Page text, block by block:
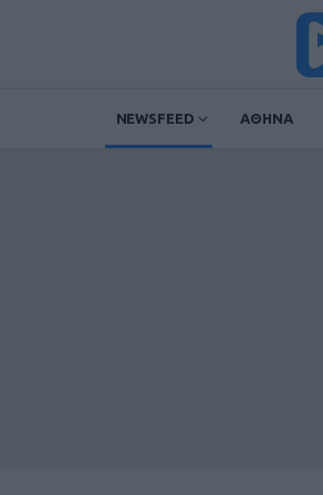
NEWSFEED ΑΘΗΝΑ